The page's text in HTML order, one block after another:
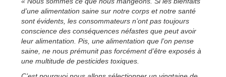
d’une alimentation saine sur notre corps et notre santé
sont évidents, les consommateurs n’ont pas toujours
conscience des conséquences néfastes que peut avoir
leur alimentation. Pis, une alimentation que l’on pense
saine, ne nous prémunit pas forcément d’être exposés à
une multitude de pesticides toxiques.